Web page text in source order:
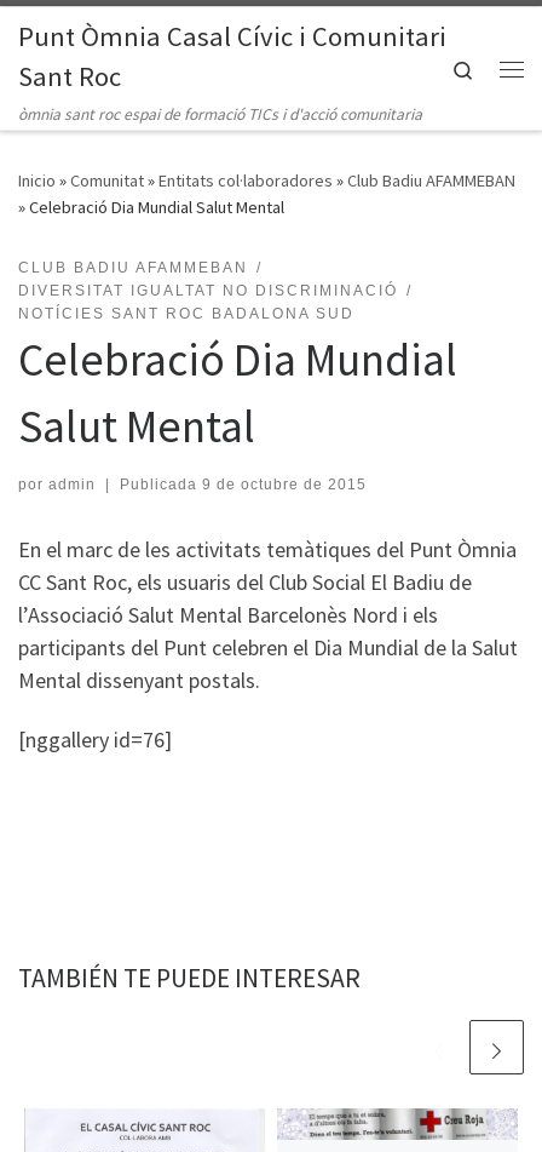
Saltar al contenido
Punt Òmnia Casal Cívic i Comunitari
Sant Roc
òmnia sant roc espai de formació TICs i d'acció comunitaria
Search
Inicio »Comunitat»Entitats col·laboradores »Club Badiu AFAMMEBAN
»Celebració Dia Mundial Salut Mental
CLUB BADIU AFAMMEBAN
DIVERSITAT IGUALTAT NO DISCRIMINACIÓ
NOTÍCIES SANT ROC BADALONA SUD
Celebració Dia Mundial
Salut Mental
por admin | Publicada 9 de octubre de 2015
En el marc de les activitats temàtiques del Punt Òmnia
CC Sant Roc, els usuaris del Club Social El Badiu de
l’Associació Salut Mental Barcelonès Nord i els
participants del Punt celebren el Dia Mundial de la Salut
Mental dissenyant postals.
[nggallery id=76]
TAMBIÉN TE PUEDE INTERESAR